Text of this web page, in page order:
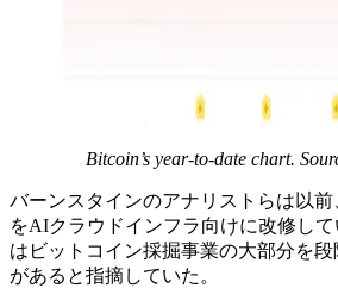
Bitcoin’s year-to-date chart.
バーンスタインのアナリストらは以
をAIクラウドインフラ向けに改修し
はビットコイン採掘事業の大部分を
があると指摘していた。